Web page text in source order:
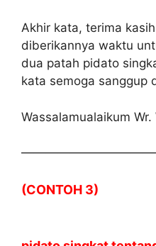
Akhir kata, terima
diberikannya waktu
dua patah pidato
kata semoga sanggup
Wassalamualaikum Wr.
(CONTOH 3)